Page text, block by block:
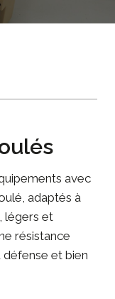
avec
adaptés à
légers et
résistance
défense et bien